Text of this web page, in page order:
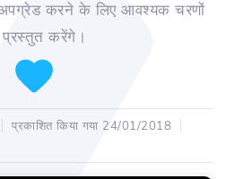
करने के लिए आवश्यक चरणों
करेंगे।
प्रकाशित किया गया 24/01/2018